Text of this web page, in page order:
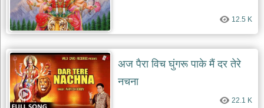
12.5 K
अज पैरा विच घुंगरू पाके मैं दर तेरे
नचना
22.1 K